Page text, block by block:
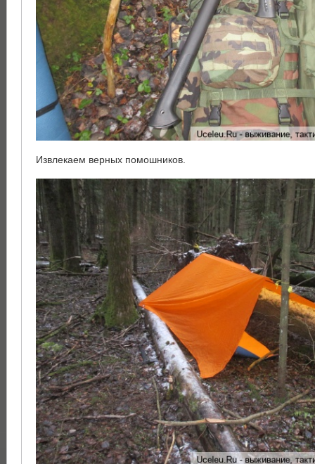
Извлекаем верных помошников.